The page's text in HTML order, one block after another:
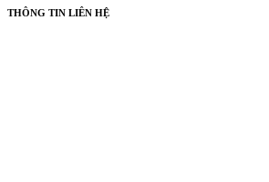
THÔNG TIN LIÊN HỆ